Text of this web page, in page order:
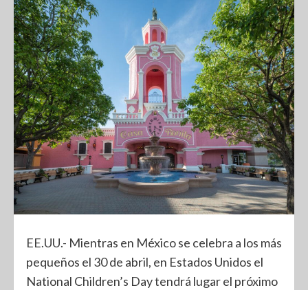
EE.UU.- Mientras en México se celebra a los más
pequeños el 30 de abril, en Estados Unidos el
National Children’s Day tendrá lugar el próximo